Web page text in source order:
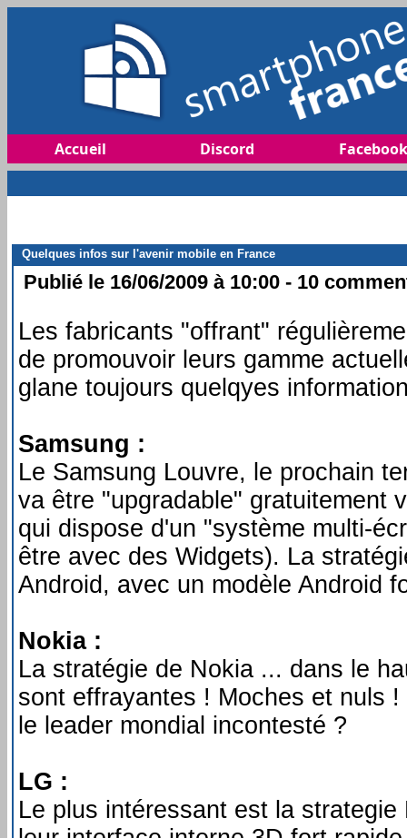
Accueil Discord Facebook
Quelques infos sur l'avenir mobile en France
Publié le 16/06/2009 à 10:00 - 10
Les fabricants "offrant"
de promouvoir leurs gamme
glane toujours quelqyes
Samsung :
Le Samsung Louvre, le prochain
va être "upgradable" gratuitement
qui dispose d'un "système multi-
être avec des Widgets). La
Android, avec un modèle Android
Nokia :
La stratégie de Nokia ... dans le
sont effrayantes ! Moches et nuls
le leader mondial incontesté ?
LG :
Le plus intéressant est la